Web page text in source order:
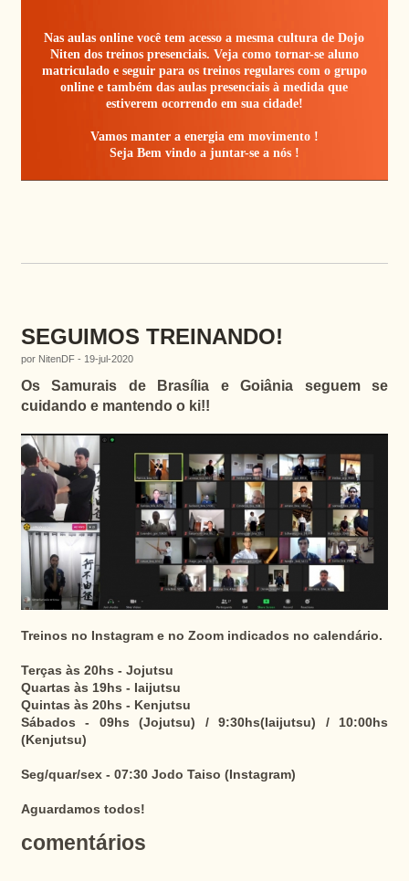
Nas aulas online você tem acesso a mesma cultura de Dojo
Niten dos treinos presenciais. Veja como tornar-se aluno
matriculado e seguir para os treinos regulares com o grupo
online e também das aulas presenciais à medida que
estiverem ocorrendo em sua cidade!
Vamos manter a energia em movimento !
Seja Bem vindo a juntar-se a nós !
SEGUIMOS TREINANDO!
por NitenDF - 19-jul-2020
Os Samurais de Brasília e Goiânia seguem se
cuidando e mantendo o ki!!
Treinos no Instagram e no Zoom indicados no calendário.
Terças às 20hs - Jojutsu
Quartas às 19hs - Iaijutsu
Quintas às 20hs - Kenjutsu
Sábados - 09hs (Jojutsu) / 9:30hs(Iaijutsu) / 10:00hs
(Kenjutsu)
Seg/quar/sex - 07:30 Jodo Taiso (Instagram)
Aguardamos todos!
comentários